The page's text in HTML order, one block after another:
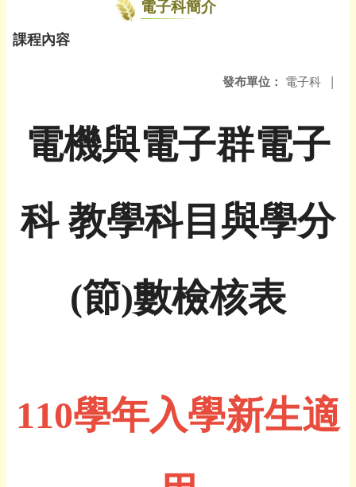
電子科簡介
課程內容
發布單位： 電子科 |
電機與電子群電子
科 教學科目與學分
(節)數檢核表
110學年入學新生適